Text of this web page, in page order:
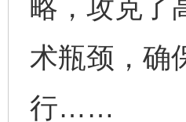
略，攻克了
术瓶颈，确
行……